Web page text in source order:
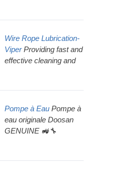
Wire Rope Lubrication-
Viper Providing fast and
effective cleaning and
Pompe à Eau Pompe à
eau originale Doosan
GENUINE 🚜🔧